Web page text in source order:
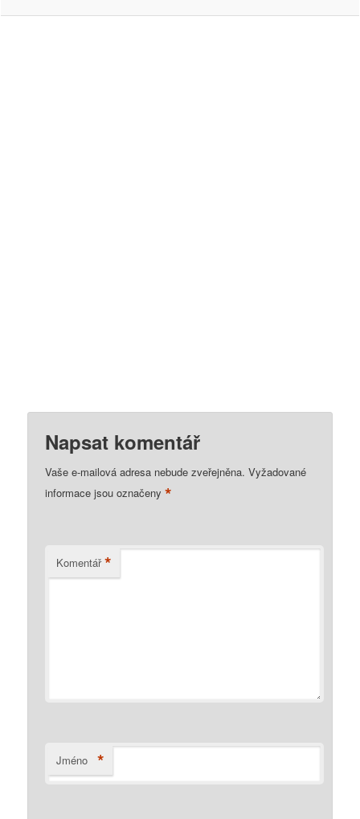
Napsat komentář
Vaše e-mailová adresa nebude zveřejněna. Vyžadované
informace jsou označeny*
Komentář *
Jméno *